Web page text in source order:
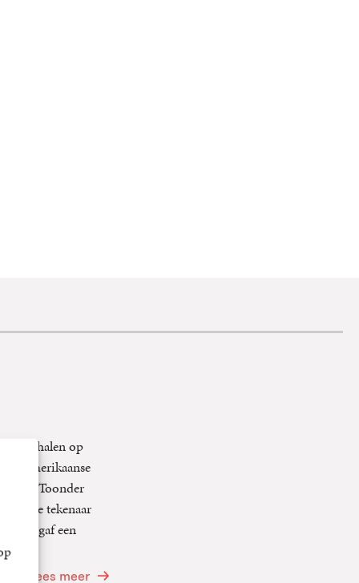
op
Amerikaanse
Toonder
de tekenaar
gaf een
Lees meer